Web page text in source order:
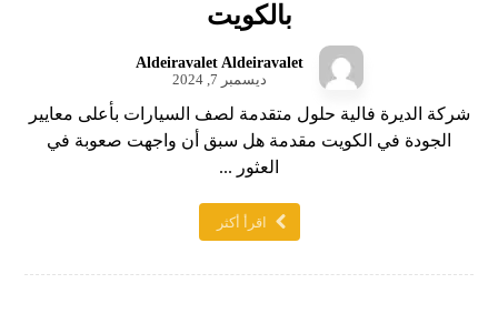
بالكويت
Aldeiravalet Aldeiravalet
ديسمبر 7, 2024
شركة الديرة فالية حلول متقدمة لصف السيارات بأعلى معايير
الجودة في الكويت مقدمة هل سبق أن واجهت صعوبة في
العثور ...
اقرأ أكثر